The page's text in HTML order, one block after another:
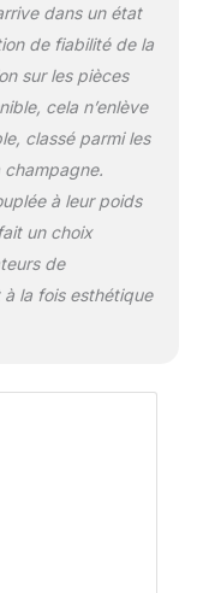
dans un état
de fiabilité de la
sur les pièces
cela n’enlève
classé parmi les
champagne.
à leur poids
un choix
de
la fois esthétique